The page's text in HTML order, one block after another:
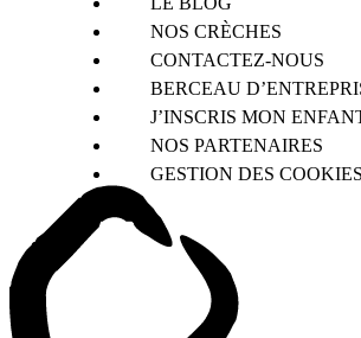
NOS CRÈCHES
CONTACTEZ-NOUS
BERCEAU
J’INSCRIS MON
NOS PARTENAIRES
GESTION DES COOKIES